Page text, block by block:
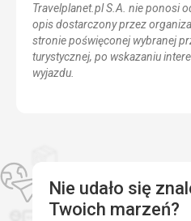
Travelplanet.pl S.A. nie ponosi
opis dostarczony przez
stronie poświęconej wybranej
turystycznej, po wskazaniu
wyjazdu.
Nie udało się
Twoich marzeń?